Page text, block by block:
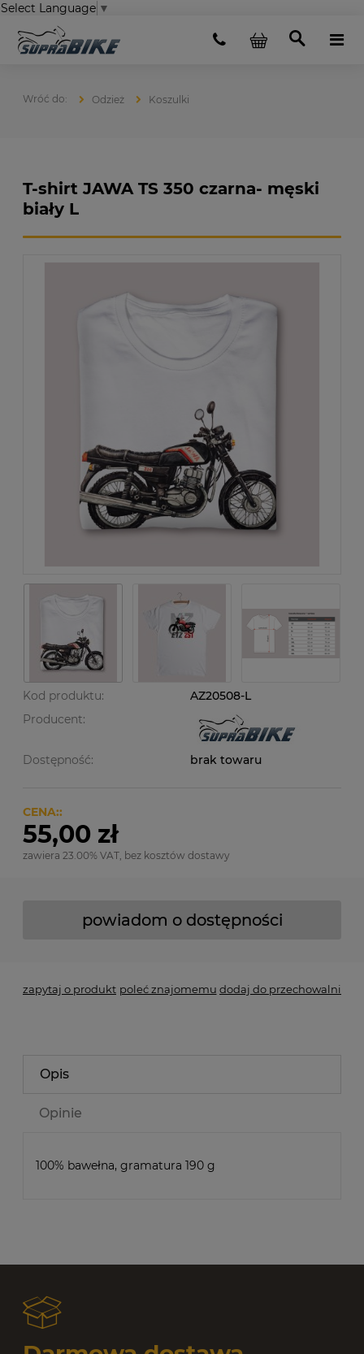
Select Language ▼
Odzież Koszulki
T-shirt JAWA TS 350 czarna- męski
biały L
Kod produktu:
AZ20508-L
Producent:
Dostępność: brak towaru
CENA::
55,00 zł
zawiera 23.00% VAT, bez kosztów dostawy
powiadom o dostępności
zapytaj o produkt poleć znajomemu dodaj do przechowalni
Opis
Opinie
100% bawełna, gramatura 190 g